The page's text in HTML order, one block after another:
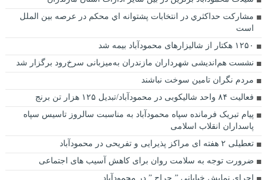
مشاركت حداكثري در انتخابات پشتوانه اي محكم در عرصه بين الملل
است
۱۲۵۰ هکتار از شالیزارهای محمودآباد بیمه شد
نشست هم‌اندیشی شهرداران مازندران به‌میزبانی سرخ‌رود برگزار شد
مردم نگران تامین سوخت نباشند
فعالیت ۸۴ واحد شالیکوبی در محمودآباد/تبدیل ۱۲۵ هزار تن برنج
پیام تبریک فرمانده سپاه محمودآباد به مناسبت سالروز تاسیس سپاه
پاسداران انقلاب اسلامی
تعطیلی ۲ هفته ای مراکز پذیرایی و تفریحی در محمودآباد
ضرورت توجه به سلامت روان برای کاهش آسیب های اجتماعی
اجرای نمایش خیابانی ” حراج ” در محمودآباد